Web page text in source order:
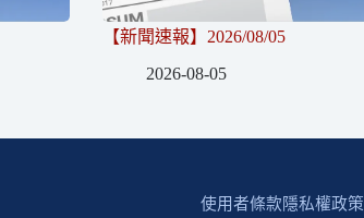
【新聞速報】2026/08/05
2026-08-05
使用者條款隱私權政策